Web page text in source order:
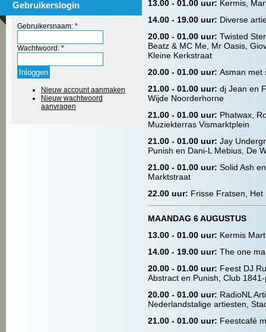
Gebruikerslogin
Gebruikersnaam: *
Wachtwoord: *
Nieuw account aanmaken
Nieuw wachtwoord
aanvragen
13.00 - 01.00 uur: Kermis,
14.00 - 19.00 uur: Diverse
20.00 - 01.00 uur: Twisted
Beatz & MC Me, Mr Oasis,
Kleine Kerkstraat
20.00 - 01.00 uur: Asman met
21.00 - 01.00 uur: dj Jean en
Wijde Noorderhorne
21.00 - 01.00 uur: Phatwax,
Muziekterras Vismarktplein
21.00 - 01.00 uur: Jay
Punish en Dani-L Mebius, De
21.00 - 01.00 uur: Solid Ash
Marktstraat
22.00 uur: Frisse Fratsen,
MAANDAG 6 AUGUSTUS
13.00 - 01.00 uur: Kermis
14.00 - 19.00 uur: The one
20.00 - 01.00 uur: Feest DJ
Abstract en Punish, Club
20.00 - 01.00 uur: RadioNL
Nederlandstalige artiesten,
21.00 - 01.00 uur: Feestcafé